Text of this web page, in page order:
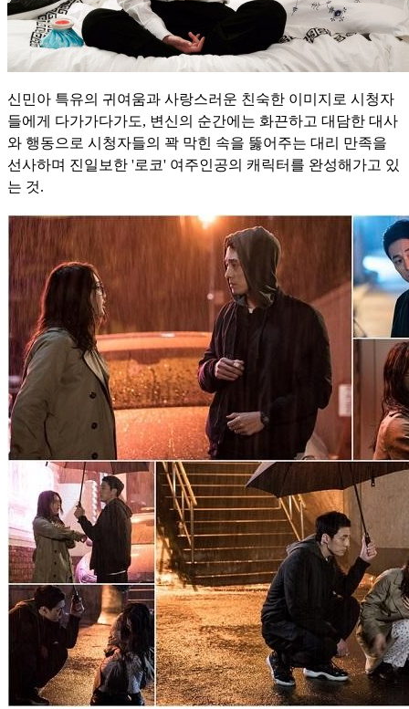
신민아 특유의 귀여움과 사랑스러운 친숙한 이미지로 시청자
들에게 다가가다가도, 변신의 순간에는 화끈하고 대담한 대사
와 행동으로 시청자들의 꽉 막힌 속을 뚫어주는 대리 만족을
선사하며 진일보한 '로코' 여주인공의 캐릭터를 완성해가고 있
는 것.